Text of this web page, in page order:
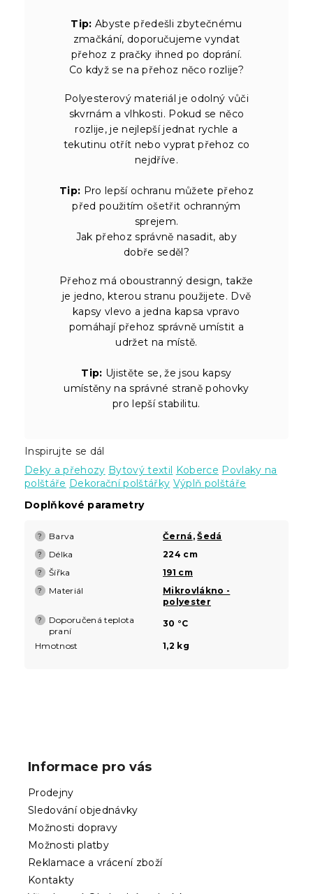
Tip: Abyste předešli zbytečnému
zmačkání, doporučujeme vyndat
přehoz z pračky ihned po doprání.
Co když se na přehoz něco rozlije?
Polyesterový materiál je odolný vůči
skvrnám a vlhkosti. Pokud se něco
rozlije, je nejlepší jednat rychle a
tekutinu otřít nebo vyprat přehoz co
nejdříve.
Tip: Pro lepší ochranu můžete přehoz
před použitím ošetřit ochranným
sprejem.
Jak přehoz správně nasadit, aby
dobře seděl?
Přehoz má oboustranný design, takže
je jedno, kterou stranu použijete. Dvě
kapsy vlevo a jedna kapsa vpravo
pomáhají přehoz správně umístit a
udržet na místě.
Tip: Ujistěte se, že jsou kapsy
umístěny na správné straně pohovky
pro lepší stabilitu.
Inspirujte se dál
Deky a přehozy Bytový textil Koberce Povlaky na
polštáře Dekorační polštářky Výplň polštáře
Doplňkové parametry
? Barva Černá ,Šedá
? Délka 224 cm
? Šířka 191 cm
? Materiál
Mikrovlákno -
polyester
?
Doporučená teplota
praní
30 °C
Hmotnost 1,2 kg
Informace pro vás
Prodejny
Sledování objednávky
Možnosti dopravy
Možnosti platby
Reklamace a vrácení zboží
Kontakty